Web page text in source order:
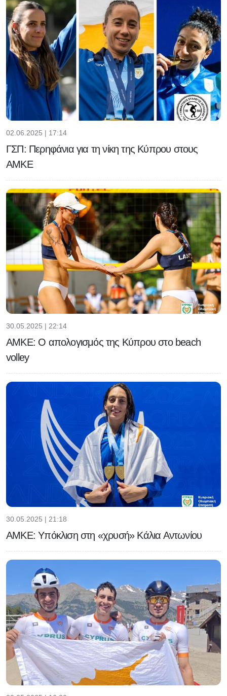
02.06.2025 | 17:14
ΓΣΠ: Περηφάνια για τη νίκη της Κύπρου στους
ΑΜΚΕ
30.05.2025 | 22:14
ΑΜΚΕ: Ο απολογισμός της Κύπρου στο beach
volley
30.05.2025 | 21:18
ΑΜΚΕ: Υπόκλιση στη «χρυσή» Κάλια Αντωνίου